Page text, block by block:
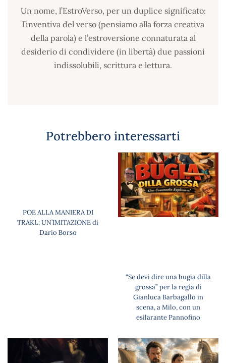
Un nome, l’EstroVerso, per un duplice significato:
l’inventiva del verso (pensiamo alla forza creativa
della parola) e l’estroversione connaturata al
desiderio di condividere (in libertà) due passioni
indissolubili, scrittura e lettura.
Potrebbero interessarti
POE ALLA MANIERA DI
TRAKL: UN’IMITAZIONE di
Dario Borso
“Se devi dire una bugia dilla
grossa” per la regia di
Gianluca Barbagallo in
scena, a Milo, con un
esilarante Pannofino